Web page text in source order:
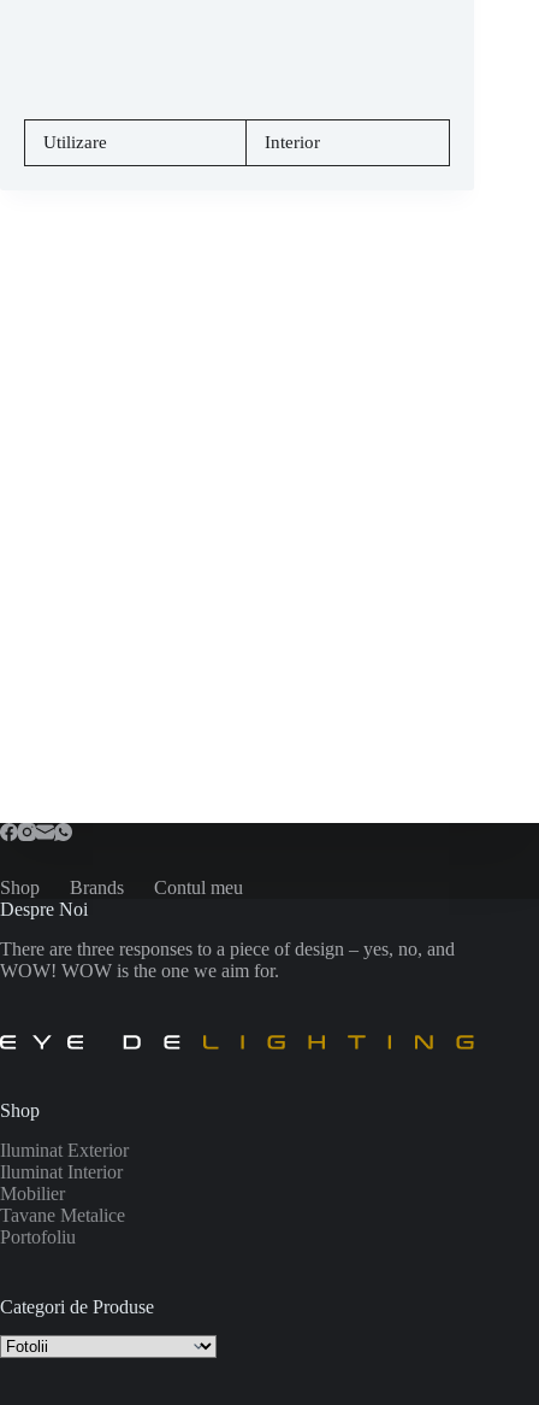
Utilizare Interior
Shop Brands
Contul meu
Despre Noi
There are three responses to a piece of design – yes, no, and
WOW! WOW is the one we aim for.
Shop
Iluminat Exterior
Iluminat Interior
Mobilier
Tavane Metalice
Portofoliu
Categori de Produse